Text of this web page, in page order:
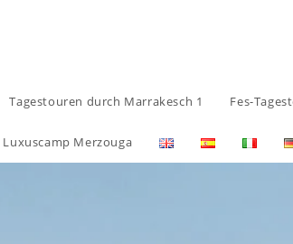
Tagestouren durch Marrakesch 1 Fes-
Luxuscamp Merzouga